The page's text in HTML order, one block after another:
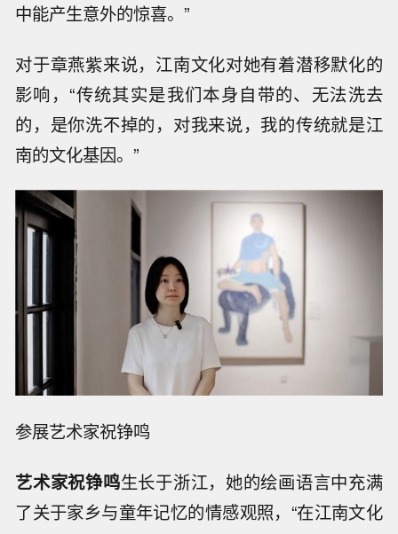
中能产生意外的惊喜。”
对于章燕紫来说，江南文化对她有着潜移默化的
影响，“传统其实是我们本身自带的、无法洗去
的，是你洗不掉的，对我来说，我的传统就是江
南的文化基因。”
参展艺术家祝铮鸣
艺术家祝铮鸣生长于浙江，她的绘画语言中充满
了关于家乡与童年记忆的情感观照，“在江南文化